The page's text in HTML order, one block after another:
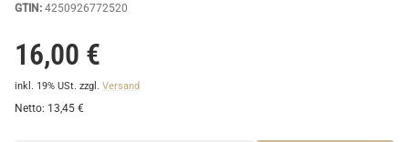
GTIN: 4250926772520
16,00 €
inkl. 19% USt. zzgl. Versand
Netto: 13,45 €